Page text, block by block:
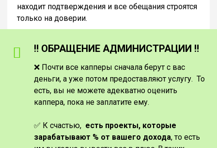
находит подтверждения и все обещания строятся
только на доверии.
‼️ ОБРАЩЕНИЕ АДМИНИСТРАЦИИ ‼️
❌ Почти все капперы сначала берут с вас
деньги, а уже потом предоставляют услугу. То
есть, вы не можете адекватно оценить
каппера, пока не заплатите ему.
✅ К счастью, есть проекты, которые
зарабатывают % от вашего дохода, то есть